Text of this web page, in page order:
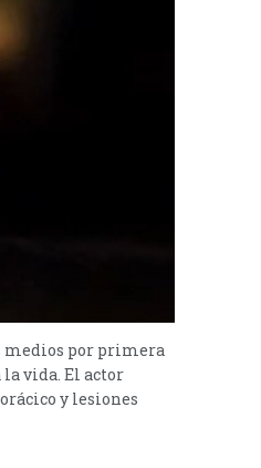
medios por primera
la vida. El actor
y lesiones